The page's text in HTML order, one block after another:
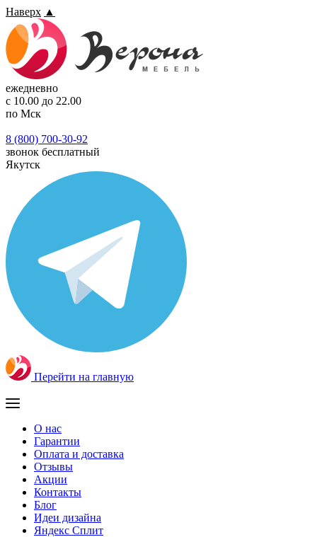
Наверх ▲
ежедневно
с 10.00 до 22.00
по Мск
8 (800) 700-30-92
звонок бесплатный
Якутск
Перейти на главную
О нас
Гарантии
Оплата и доставка
Отзывы
Акции
Контакты
Блог
Идеи дизайна
Яндекс Сплит